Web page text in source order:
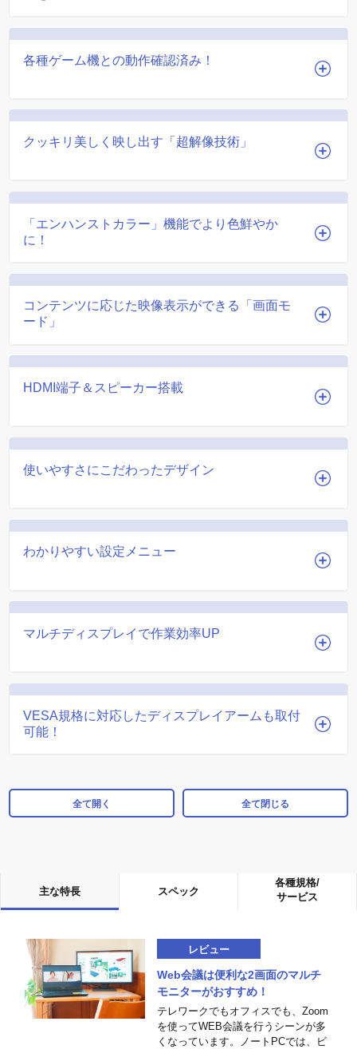
各種ゲーム機との動作確認済み！
クッキリ美しく映し出す「超解像技術」
「エンハンストカラー」機能でより色鮮やか
に！
コンテンツに応じた映像表示ができる「画面モ
ード」
HDMI端子＆スピーカー搭載
使いやすさにこだわったデザイン
わかりやすい設定メニュー
マルチディスプレイで作業効率UP
VESA規格に対応したディスプレイアームも取付
可能！
全て開く 全て閉じる
主な特長 スペック
各種規格/
サービス
レビュー
Web会議は便利な2画面のマルチ
モニターがおすすめ！
テレワークでもオフィスでも、Zoom
を使ってWEB会議を行うシーンが多
くなっています。ノートPCでは、ビ